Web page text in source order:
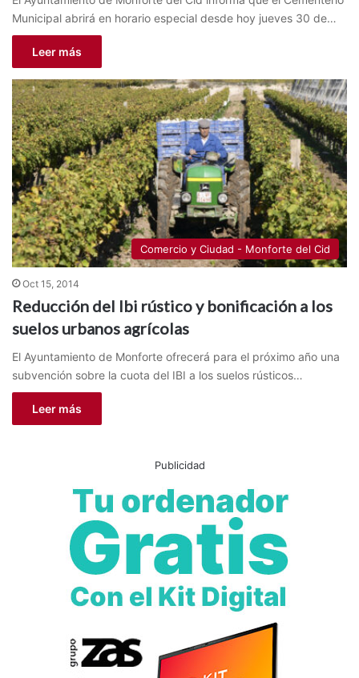
Municipal abrirá en horario especial desde hoy jueves 30 de…
Leer más
Comercio y Ciudad - Monforte del Cid
Oct 15, 2014
Reducción del Ibi rústico y bonificación a los
suelos urbanos agrícolas
El Ayuntamiento de Monforte ofrecerá para el próximo año una
subvención sobre la cuota del IBI a los suelos rústicos…
Leer más
Publicidad